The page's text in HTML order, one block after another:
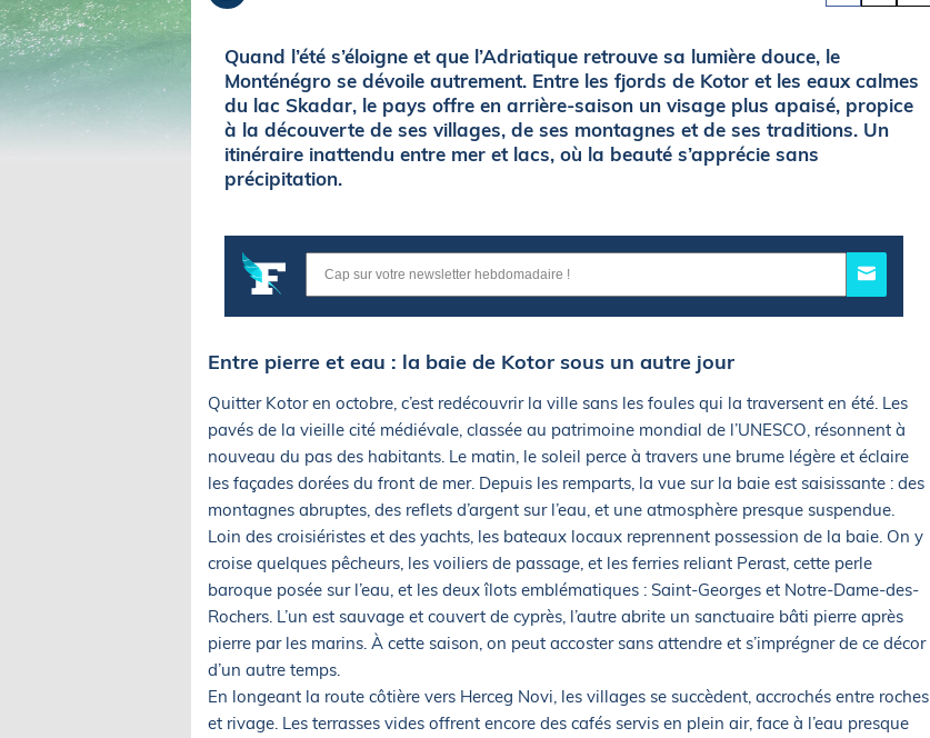
Quand l’été s’éloigne et que l’Adriatique retrouve sa lumière douce, le
Monténégro se dévoile autrement. Entre les fjords de Kotor et les eaux calmes
du lac Skadar, le pays offre en arrière-saison un visage plus apaisé, propice
à la découverte de ses villages, de ses montagnes et de ses traditions. Un
itinéraire inattendu entre mer et lacs, où la beauté s’apprécie sans
précipitation.
Entre pierre et eau : la baie de Kotor sous un autre jour
Quitter Kotor en octobre, c’est redécouvrir la ville sans les foules qui la traversent en été. Les
pavés de la vieille cité médiévale, classée au patrimoine mondial de l’UNESCO, résonnent à
nouveau du pas des habitants. Le matin, le soleil perce à travers une brume légère et éclaire
les façades dorées du front de mer. Depuis les remparts, la vue sur la baie est saisissante : des
montagnes abruptes, des reflets d’argent sur l’eau, et une atmosphère presque suspendue.
Loin des croisiéristes et des yachts, les bateaux locaux reprennent possession de la baie. On y
croise quelques pêcheurs, les voiliers de passage, et les ferries reliant Perast, cette perle
baroque posée sur l’eau, et les deux îlots emblématiques : Saint-Georges et Notre-Dame-des-
Rochers. L’un est sauvage et couvert de cyprès, l’autre abrite un sanctuaire bâti pierre après
pierre par les marins. À cette saison, on peut accoster sans attendre et s’imprégner de ce décor
d’un autre temps.
En longeant la route côtière vers Herceg Novi, les villages se succèdent, accrochés entre roches
et rivage. Les terrasses vides offrent encore des cafés servis en plein air, face à l’eau presque